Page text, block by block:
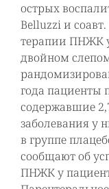
острых
Belluzzi и
терапии ПНЖК
двойном
года пациенты
содержавшие
заболевания у
в группе
сообщают об
ПНЖК у